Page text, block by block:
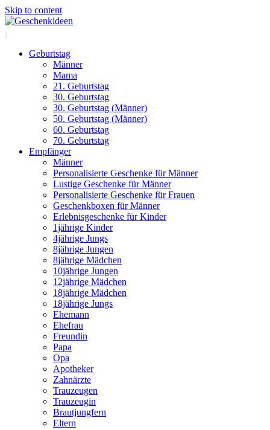
Skip to content
Geburtstag
Männer
Mama
21. Geburtstag
30. Geburtstag
30. Geburtstag (Männer)
50. Geburtstag (Männer)
60. Geburtstag
70. Geburtstag
Empfänger
Männer
Personalisierte Geschenke für Männer
Lustige Geschenke für Männer
Personalisierte Geschenke für Frauen
Geschenkboxen für Männer
Erlebnisgeschenke für Kinder
1jährige Kinder
4jährige Jungs
8jährige Jungen
8jährige Mädchen
10jährige Jungen
12jährige Mädchen
18jährige Mädchen
18jährige Jungs
Ehemann
Ehefrau
Freundin
Papa
Opa
Apotheker
Zahnärzte
Trauzeugen
Trauzeugin
Brautjungfern
Eltern